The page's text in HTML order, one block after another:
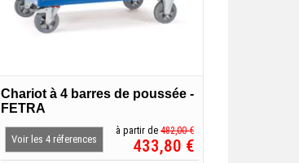
Chariot à 4 barres de poussée -
FETRA
Voir les 4 réferences
à partir de 482,00 €
433,80 €